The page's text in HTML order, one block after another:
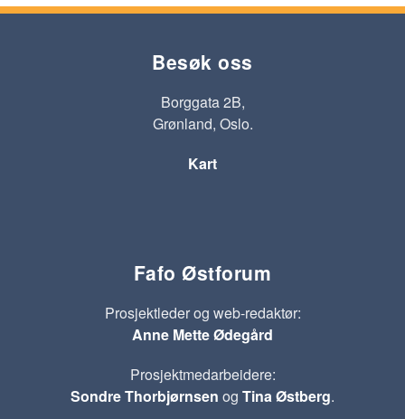
Besøk oss
Borggata 2B,
Grønland, Oslo.
Kart
Fafo Østforum
Prosjektleder og web-redaktør:
Anne Mette Ødegård
Prosjektmedarbeidere:
Sondre Thorbjørnsen og Tina Østberg.